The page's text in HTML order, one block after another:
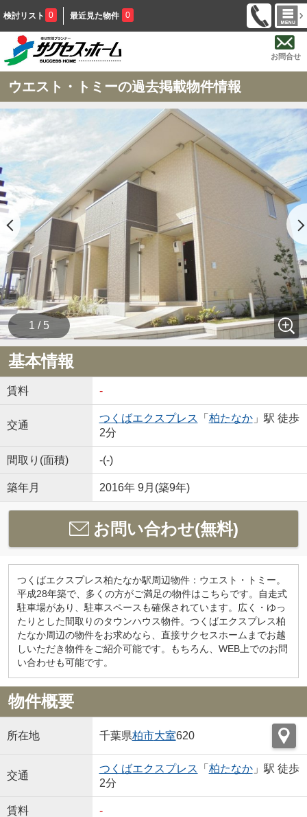
検討リスト 0 最近見た物件 0
お問合せ
ウエスト・トミーの過去掲載物件情報
1 / 5
基本情報
賃料 -
交通
つくばエクスプレス 「 柏たなか」駅 徒歩
2分
間取り(面積) -(-)
築年月 2016年 9月(築9年)
お問い合わせ(無料)
つくばエクスプレス柏たなか駅周辺物件：ウエスト・トミー。
平成28年築で、多くの方がご満足の物件はこちらです。自走式
駐車場があり、駐車スペースも確保されています。広く・ゆっ
たりとした間取りのタウンハウス物件。つくばエクスプレス柏
たなか周辺の物件をお求めなら、直接サクセスホームまでお越
しいただき物件をご紹介可能です。もちろん、WEB上でのお問
い合わせも可能です。
物件概要
所在地 千葉県柏市大室620
交通
つくばエクスプレス 「 柏たなか」駅 徒歩
2分
賃料 -